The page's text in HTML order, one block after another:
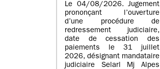
Le 04/08/2026. Jugement
prononçant l’ouverture
d’une procédure de
redressement judiciaire,
date de cessation des
paiements le 31 juillet
2026, désignant mandataire
judiciaire Selarl Mj Alpes